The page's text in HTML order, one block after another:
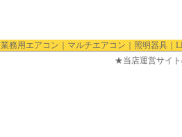
業務用エアコン｜マルチエアコン｜照明器具｜
★当店運営サイ